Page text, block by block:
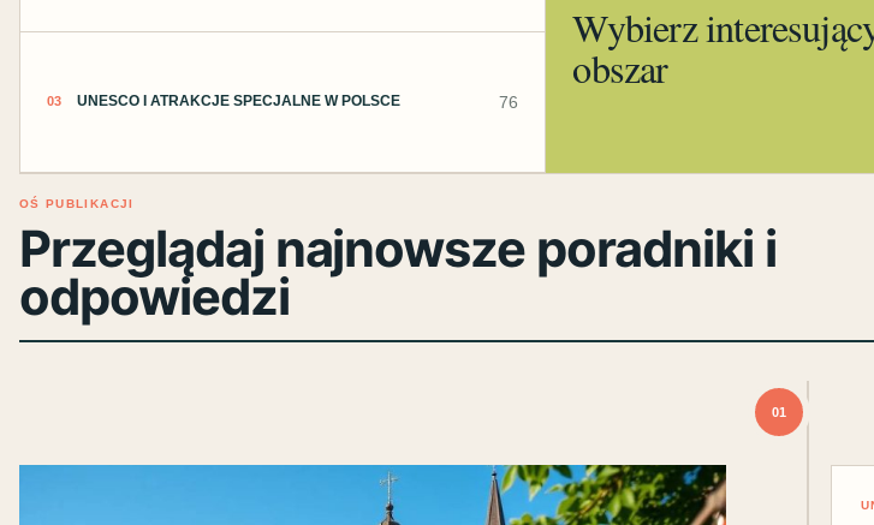
Wybierz
obszar
03 UNESCO I ATRAKCJE SPECJALNE W POLSCE 76
OŚ PUBLIKACJI
Przeglądaj najnowsze poradniki i
odpowiedzi
01